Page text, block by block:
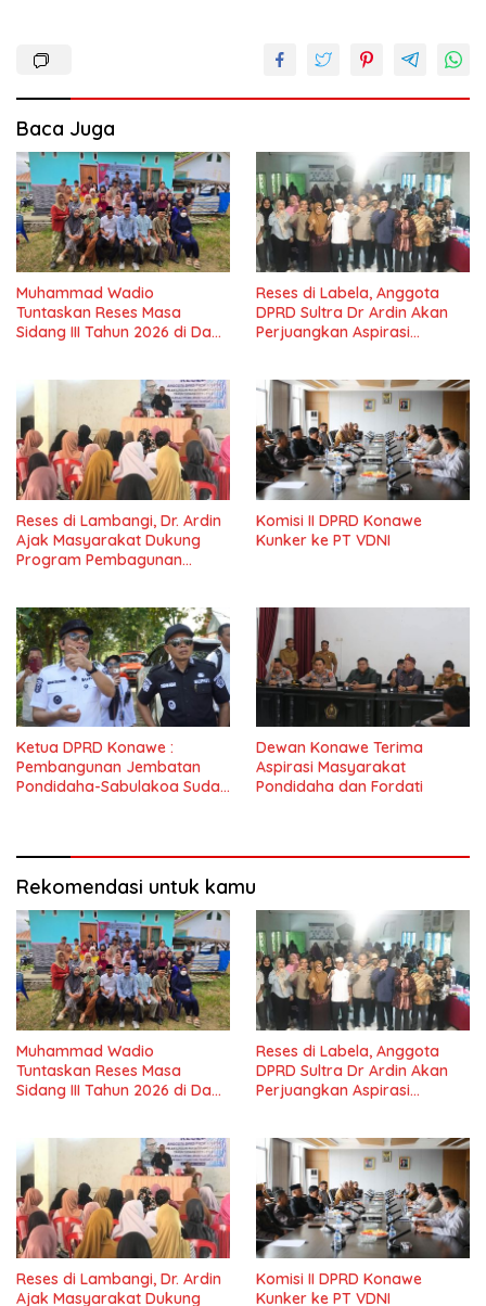
Baca Juga
Muhammad Wadio
Tuntaskan Reses Masa
Sidang III Tahun 2026 di Dapil
Reses di Labela, Anggota
DPRD Sultra Dr Ardin Akan
Perjuangkan Aspirasi
Reses di Lambangi, Dr. Ardin
Ajak Masyarakat Dukung
Program Pembagunan
Komisi II DPRD Konawe
Kunker ke PT VDNI
Ketua DPRD Konawe :
Pembangunan Jembatan
Pondidaha-Sabulakoa Sudah
Dewan Konawe Terima
Aspirasi Masyarakat
Pondidaha dan Fordati
Rekomendasi untuk kamu
Muhammad Wadio
Tuntaskan Reses Masa
Sidang III Tahun 2026 di Dapil
Reses di Labela, Anggota
DPRD Sultra Dr Ardin Akan
Perjuangkan Aspirasi
Reses di Lambangi, Dr. Ardin
Ajak Masyarakat Dukung
Komisi II DPRD Konawe
Kunker ke PT VDNI